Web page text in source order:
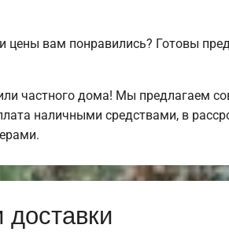
цены вам понравились? Готовы
частного дома! Мы предлагаем
наличными средствами, в